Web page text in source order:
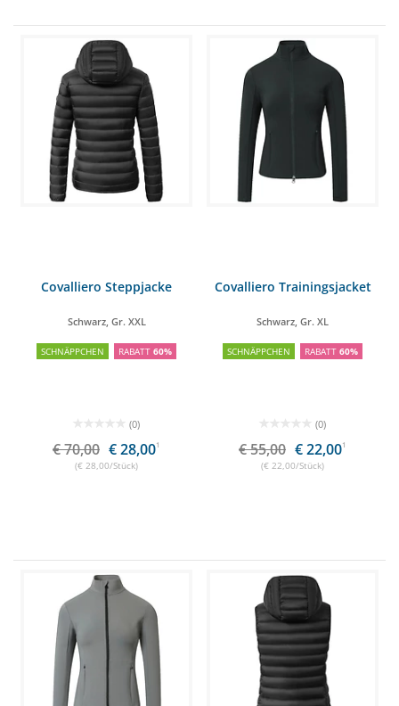
Covalliero Steppjacke
Schwarz, Gr. XXL
SCHNÄPPCHEN RABATT 60%
(0)
€ 70,00 € 28,001
(€ 28,00/Stück)
Covalliero Trainingsjacket
Schwarz, Gr. XL
SCHNÄPPCHEN RABATT 60%
(0)
€ 55,00 € 22,001
(€ 22,00/Stück)